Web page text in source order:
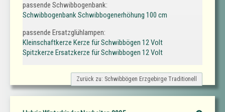
passende Schwibbogenbank:
Schwibbogenbank Schwibbogenerhöhung 100 cm
passende Ersatzglühlampen:
Kleinschaftkerze Kerze für Schwibbögen 12 Volt
Spitzkerze Ersatzkerze für Schwibbogen 12 Volt
Zurück zu: Schwibbögen Erzgebirge Traditionell